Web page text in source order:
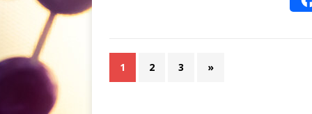
1 2 3 »